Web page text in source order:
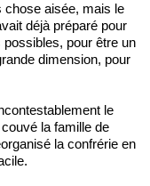
chose aisée, mais le
déjà préparé pour
possibles, pour être un
dimension, pour
le
la famille de
la confrérie en